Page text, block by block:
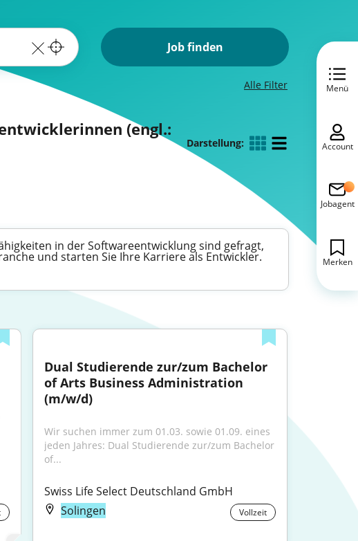
Job finden
Alle Filter
(engl.:
Darstellung:
in der Softwareentwicklung sind gefragt,
und starten Sie Ihre Karriere als Entwickler.
Dual Studierende zur/zum Bachelor
of Arts Business Administration
(m/w/d)
Wir suchen immer zum 01.03. sowie 01.09. eines
jeden Jahres: Dual Studierende zur/zum Bachelor
of...
Swiss Life Select Deutschland GmbH
Solingen
Vollzeit
Menü
Account
Jobagent
Merken